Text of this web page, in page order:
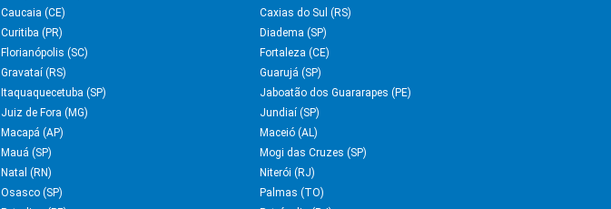
Caucaia (CE)
Caxias do Sul (RS)
Curitiba (PR)
Diadema (SP)
Florianópolis (SC)
Fortaleza (CE)
Gravataí (RS)
Guarujá (SP)
Itaquaquecetuba (SP)
Jaboatão dos Guararapes (PE)
Juiz de Fora (MG)
Jundiaí (SP)
Macapá (AP)
Maceió (AL)
Mauá (SP)
Mogi das Cruzes (SP)
Natal (RN)
Niterói (RJ)
Osasco (SP)
Palmas (TO)